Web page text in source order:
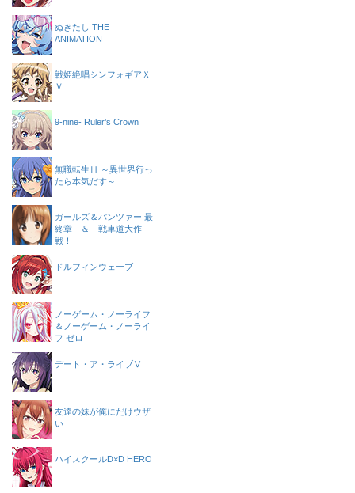
ぬきたし THE
ANIMATION
戦姫絶唱シンフォギアＸ
Ｖ
9-nine- Ruler’s Crown
無職転生Ⅲ ～異世界行っ
たら本気だす～
ガールズ＆パンツァー 最
終章 ＆ 戦車道大作
戦！
ドルフィンウェーブ
ノーゲーム・ノーライフ
＆ノーゲーム・ノーライ
フ ゼロ
デート・ア・ライブⅤ
友達の妹が俺にだけウザ
い
ハイスクールD×D HERO